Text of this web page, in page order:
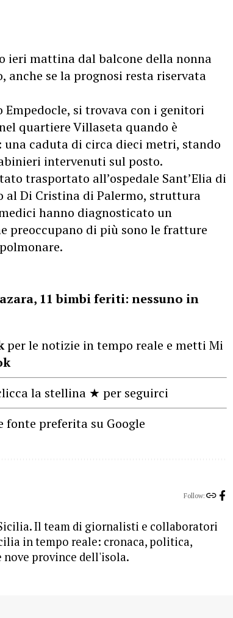
ieri mattina dal balcone della nonna
anche se la prognosi resta riservata
si trovava con i genitori
quartiere Villaseta quando è
caduta di circa dieci metri, stando
intervenuti sul posto.
trasportato all’ospedale Sant’Elia di
al Di Cristina di Palermo, struttura
hanno diagnosticato un
preoccupano di più sono le fratture
11 bimbi feriti: nessuno in
per le notizie in tempo reale e metti Mi
la stellina ★ per seguirci
preferita su Google
Follow:
Il team di giornalisti e collaboratori
in tempo reale: cronaca, politica,
nove province dell'isola.